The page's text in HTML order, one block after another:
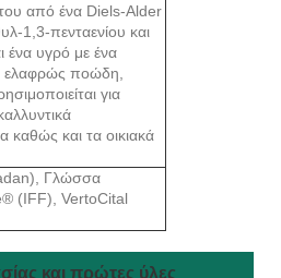
από ένα Diels-Alder
1,3-πενταενίου και
ένα υγρό με ένα
ελαφρώς ποώδη,
για
και τα οικιακά
Γλώσσα
(IFF), VertoCital
και πρώτες ύλες